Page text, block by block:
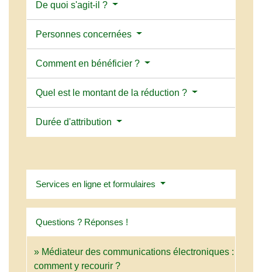
De quoi s'agit-il ?
Personnes concernées
Comment en bénéficier ?
Quel est le montant de la réduction ?
Durée d'attribution
Services en ligne et formulaires
Questions ? Réponses !
Médiateur des communications électroniques :
comment y recourir ?